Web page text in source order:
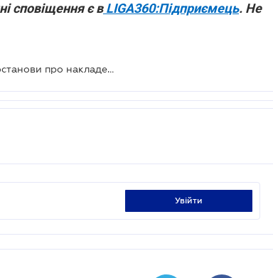
сповіщення є вLIGA360:Підприємець. Не
Суд вказав ще одну підставу скасування постанови про накладення штрафу
увійти